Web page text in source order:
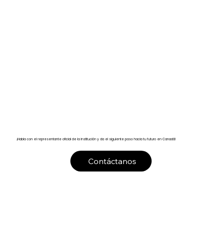
¡Habla con el representante oficial de la institución y da el siguiente paso hacia tu futuro en Canadá!
Contáctanos